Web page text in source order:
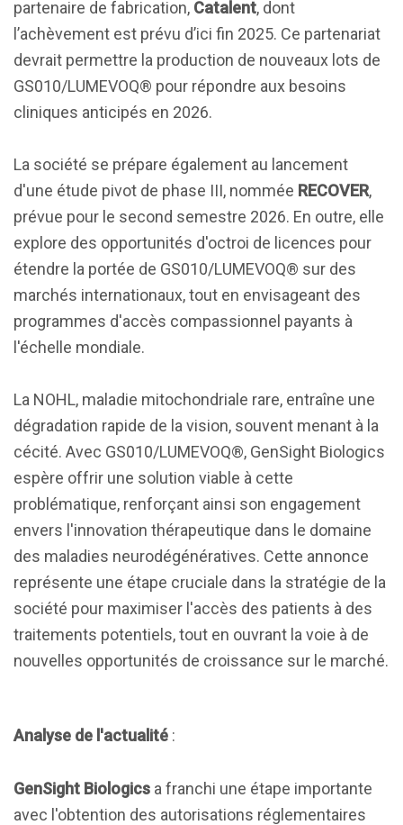
partenaire de fabrication, Catalent, dont
l’achèvement est prévu d’ici fin 2025. Ce partenariat
devrait permettre la production de nouveaux lots de
GS010/LUMEVOQ® pour répondre aux besoins
cliniques anticipés en 2026.
La société se prépare également au lancement
d'une étude pivot de phase III, nommée RECOVER,
prévue pour le second semestre 2026. En outre, elle
explore des opportunités d'octroi de licences pour
étendre la portée de GS010/LUMEVOQ® sur des
marchés internationaux, tout en envisageant des
programmes d'accès compassionnel payants à
l'échelle mondiale.
La NOHL, maladie mitochondriale rare, entraîne une
dégradation rapide de la vision, souvent menant à la
cécité. Avec GS010/LUMEVOQ®, GenSight Biologics
espère offrir une solution viable à cette
problématique, renforçant ainsi son engagement
envers l'innovation thérapeutique dans le domaine
des maladies neurodégénératives. Cette annonce
représente une étape cruciale dans la stratégie de la
société pour maximiser l'accès des patients à des
traitements potentiels, tout en ouvrant la voie à de
nouvelles opportunités de croissance sur le marché.
Analyse de l'actualité :
GenSight Biologics a franchi une étape importante
avec l'obtention des autorisations réglementaires